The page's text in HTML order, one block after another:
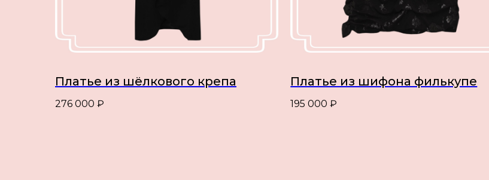
Платье из шёлкового крепа
276 000 ₽
Платье из шифона филькупе
195 000 ₽